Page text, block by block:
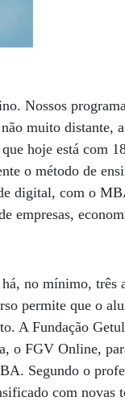
Nossos
muito distante,
hoje está com
o método de
digital, com o
empresas,
no mínimo,
permite que o
A Fundação
o FGV Online,
Segundo o
com novas